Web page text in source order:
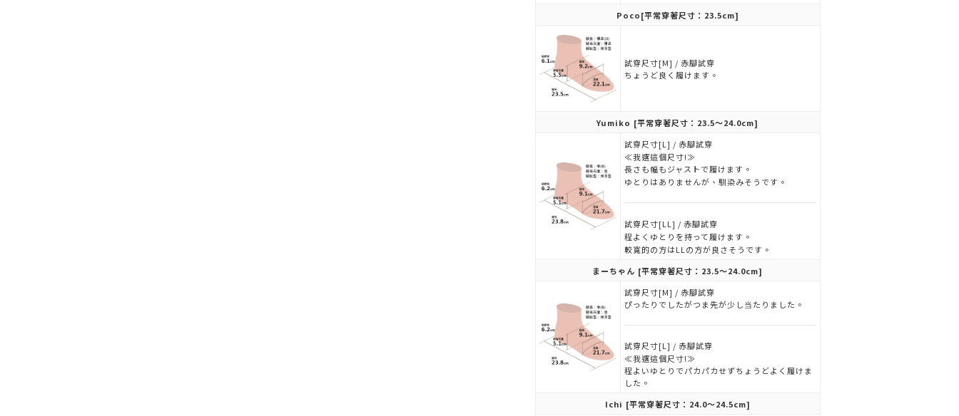
Poco[平常穿著尺寸：23.5cm]
試穿尺寸[M] / 赤腳試穿
ちょうど良く履けます。
Yumiko [平常穿著尺寸：23.5～24.0cm]
試穿尺寸[L] / 赤腳試穿
≪我選這個尺寸!≫
長さも幅もジャストで履けます。
ゆとりはありませんが、馴染みそうです。
試穿尺寸[LL] / 赤腳試穿
程よくゆとりを持って履けます。
較寬的の方はLLの方が良さそうです。
まーちゃん [平常穿著尺寸：23.5～24.0cm]
試穿尺寸[M] / 赤腳試穿
ぴったりでしたがつま先が少し当たりました。
試穿尺寸[L] / 赤腳試穿
≪我選這個尺寸!≫
程よいゆとりでパカパカせずちょうどよく履けま
した。
Ichi [平常穿著尺寸：24.0～24.5cm]